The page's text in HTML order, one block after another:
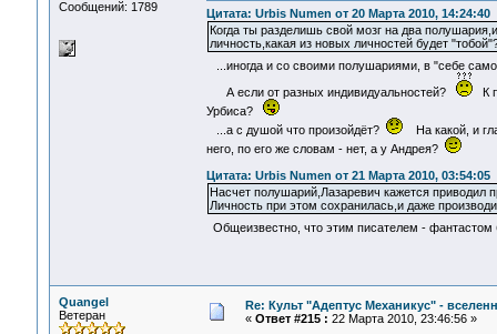
Сообщений: 1789
Цитата: Urbis Numen от 20 Марта 2010, 14:24:40
Когда ты разделишь свой мозг на два
личность,какая из новых личностей будет
...иногда и со своими полушариями, в "себе
А если от разных индивидуальностей?
К
Урбиса?
...а с душой что произойдёт?
На какой, и
него, по его же словам - нет, а у Андрея?
Цитата: Urbis Numen от 21 Марта 2010, 03:54:05
Насчет полушарий,Лазаревич кажется приводил
Личность при этом сохранилась,и даже
Общеизвестно, что этим писателем -
Quangel
Ветеран
Re: Культ "Адептус Механикус" -
« Ответ #215 : 22 Марта 2010, 23:46:56 »